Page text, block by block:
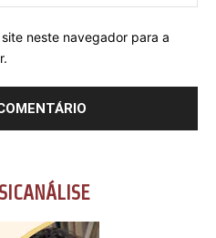
neste navegador para a